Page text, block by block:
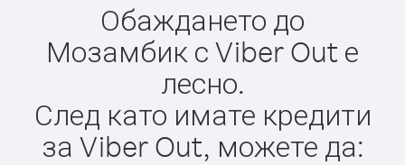
Обаждането до
Мозамбик с Viber Out е
лесно.
След като имате кредити
за Viber Out, можете да: